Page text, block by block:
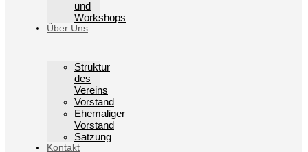
und
Workshops
Über Uns
Struktur
des
Vereins
Vorstand
Ehemaliger
Vorstand
Satzung
Kontakt